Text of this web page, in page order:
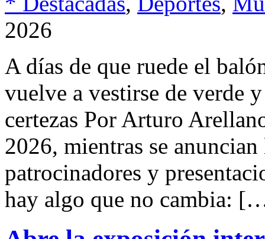
2026
A días de que ruede el
vuelve a vestirse de verde
certezas Por Arturo
2026, mientras se
patrocinadores y
hay algo que no cambia: